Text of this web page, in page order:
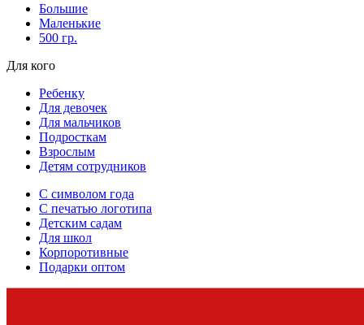
Большие
Маленькие
500 гр.
Для кого
Ребенку
Для девочек
Для мальчиков
Подросткам
Взрослым
Детям сотрудников
С символом года
С печатью логотипа
Детским садам
Для школ
Корпоротивные
Подарки оптом